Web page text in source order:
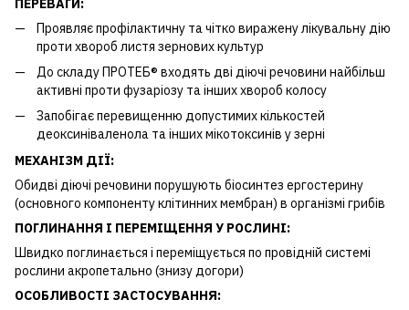
Проявляє профілактичну та чітко виражену лікувальну дію
проти хвороб листя зернових культур
До складу ПРОТЕБ® входять дві діючі речовини найбільш
активні проти фузаріозу та інших хвороб колосу
Запобігає перевищенню допустимих кількостей
деоксиніваленола та інших мікотоксинів у зерні
МЕХАНІЗМ ДІЇ:
Обидві діючі речовини порушують біосинтез ергостерину
(основного компоненту клітинних мембран) в організмі грибів
ПОГЛИНАННЯ І ПЕРЕМІЩЕННЯ У РОСЛИНІ:
Швидко поглинається і переміщується по провідній системі
рослини акропетально (знизу догори)
ОСОБЛИВОСТІ ЗАСТОСУВАННЯ: